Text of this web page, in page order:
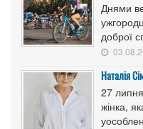
Днями
доброї
Наталія
27
жінка,